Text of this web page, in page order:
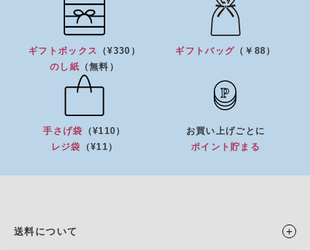
ギフトボックス
（¥330）
のし紙 （無料）
ギフトバッグ （￥88）
手さげ袋
（¥110）
レジ袋
（¥11）
お買い上げごとに
ポイント貯まる
送料について